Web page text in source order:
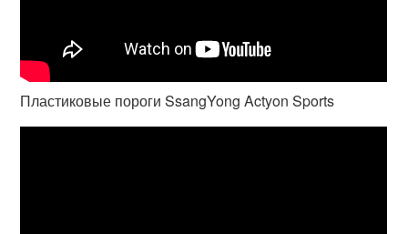
Пластиковые пороги SsangYong Actyon Sports